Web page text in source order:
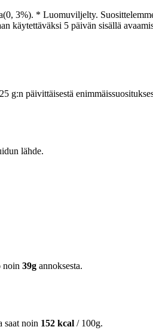
3%). * Luomuviljelty.
käytettäväksi 5 päivän sisällä
g:n päivittäisestä
lähde.
noin 39g annoksesta.
saat noin 152 kcal / 100g.